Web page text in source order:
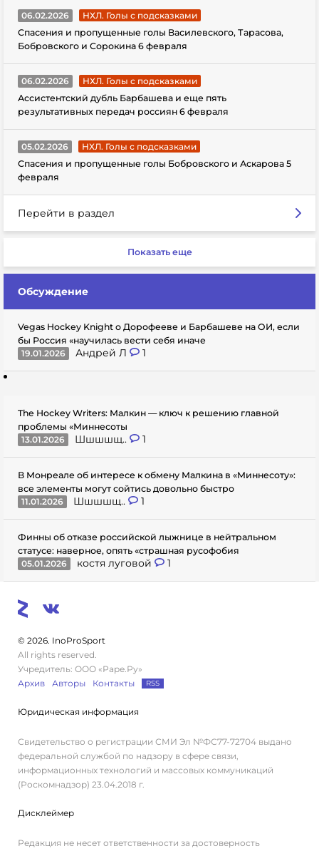
06.02.2026
НХЛ. Голы с подсказками
Спасения и пропущенные голы Василевского, Тарасова,
Бобровского и Сорокина 6 февраля
06.02.2026
НХЛ. Голы с подсказками
Ассистентский дубль Барбашева и еще пять
результативных передач россиян 6 февраля
05.02.2026
НХЛ. Голы с подсказками
Спасения и пропущенные голы Бобровского и Аскарова 5
февраля
Перейти в раздел
Показать еще
Обсуждение
Vegas Hockey Knight о Дорофееве и Барбашеве на ОИ, если
бы Россия «научилась вести себя иначе
19.01.2026
Андрей Л 1
The Hockey Writers: Малкин — ключ к решению главной
проблемы «Миннесоты
13.01.2026
Шшшшщ.. 1
В Монреале об интересе к обмену Малкина в «Миннесоту»:
все элементы могут сойтись довольно быстро
11.01.2026
Шшшшщ.. 1
Финны об отказе российской лыжнице в нейтральном
статусе: наверное, опять «страшная русофобия
05.01.2026
костя луговой 1
© 2026. InoProSport
All rights reserved.
Учредитель: ООО «Раре.Ру»
Архив
Авторы Контакты RSS
Юридическая информация
Свидетельство о регистрации СМИ Эл №ФС77-72704 выдано
федеральной службой по надзору в сфере связи,
информационных технологий и массовых коммуникаций
(Роскомнадзор) 23.04.2018 г.
Дисклеймер
Редакция не несет ответственности за достоверность